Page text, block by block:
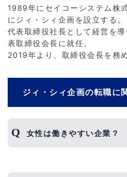
1989年にセイコーシステム株
にジィ・シィ企画を設立する。
代表取締役社長として経営を
表取締役会長に就任。
2019年より、取締役会長を務
ジィ・シィ企画の転職に
女性は働きやすい企業？